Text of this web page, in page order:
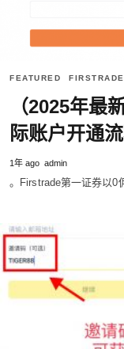
FEATURED FIRSTRADE
（2025年最
际账户开通
1年 ago admin
。Firstrade第一证券以0